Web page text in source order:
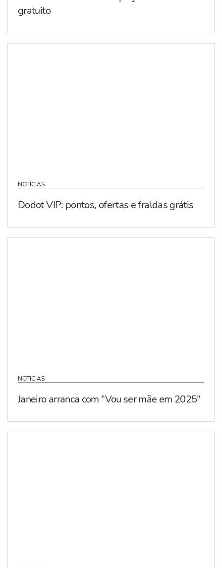
gratuito
NOTÍCIAS
Dodot VIP: pontos, ofertas e fraldas grátis
NOTÍCIAS
Janeiro arranca com “Vou ser mãe em 2025”